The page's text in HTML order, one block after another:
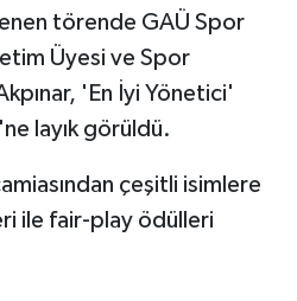
törende GAÜ Spor
Üyesi ve Spor
'En İyi Yönetici'
layık görüldü.
çeşitli isimlere
ile fair-play ödülleri